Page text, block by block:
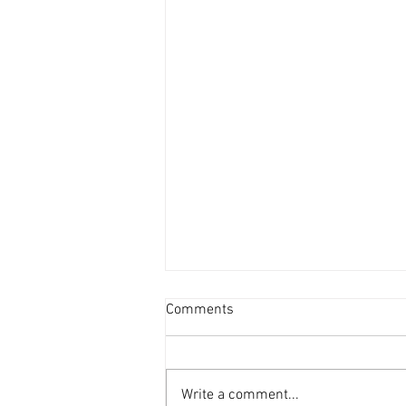
新蒲崗善美工廈低層叫2800萬
Comments
Write a comment...